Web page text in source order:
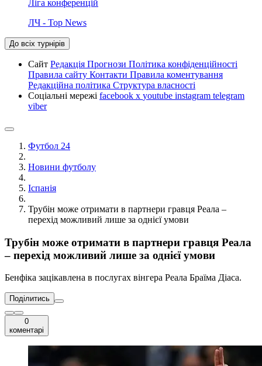
Ліга конференцій
ЛЧ - Top News
До всіх турнірів
Сайт Редакція Прогнози Політика конфіденційності
Правила сайту Контакти Правила коментування
Редакційна політика Структура власності
Соціальні мережі facebook x youtube instagram telegram
viber
Футбол 24
Новини футболу
Іспанія
Трубін може отримати в партнери гравця Реала –
перехід можливий лише за однієї умови
Трубін може отримати в партнери гравця Реала
– перехід можливий лише за однієї умови
Бенфіка зацікавлена в послугах вінгера Реала Браїма Діаса.
Поділитись
0
коментарі